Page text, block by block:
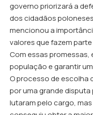
governo priorizará a
dos cidadãos
mencionou a
valores que fazem
Com essas
população e garantir
O processo de escolha
por uma grande
lutaram pelo cargo,